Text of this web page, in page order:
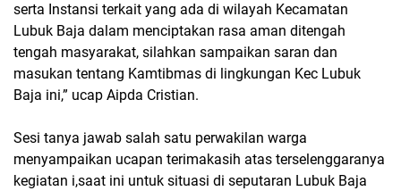
serta Instansi terkait yang ada di wilayah Kecamatan
Lubuk Baja dalam menciptakan rasa aman ditengah
tengah masyarakat, silahkan sampaikan saran dan
masukan tentang Kamtibmas di lingkungan Kec Lubuk
Baja ini,” ucap Aipda Cristian.
Sesi tanya jawab salah satu perwakilan warga
menyampaikan ucapan terimakasih atas terselenggaranya
kegiatan i,saat ini untuk situasi di seputaran Lubuk Baja